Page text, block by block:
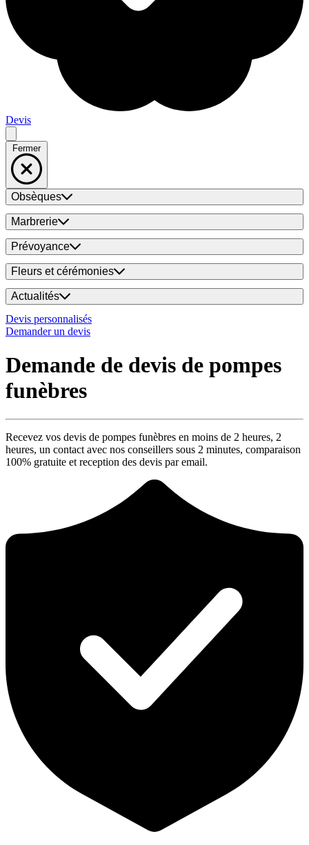
Devis
Fermer
Obsèques
Marbrerie
Prévoyance
Fleurs et cérémonies
Actualités
Devis personnalisés
Demander un devis
Demande de devis de pompes
funèbres
Recevez vos devis de pompes funèbres en moins de 2 heures, 2
heures, un contact avec nos conseillers sous 2 minutes, comparaison
100% gratuite et reception des devis par email.